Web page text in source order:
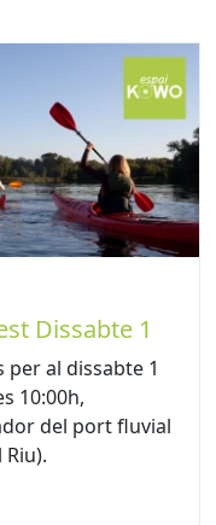
Dissabte 1
al dissabte 1
10:00h,
del port fluvial